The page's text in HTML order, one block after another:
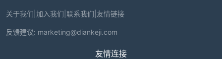
关于我们 加入我们 联系我们 友情链接
反馈建议: marketing@diankeji.com
友情连接